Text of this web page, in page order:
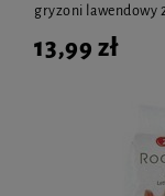
gryzoni lawendowy 2
13,99 zł